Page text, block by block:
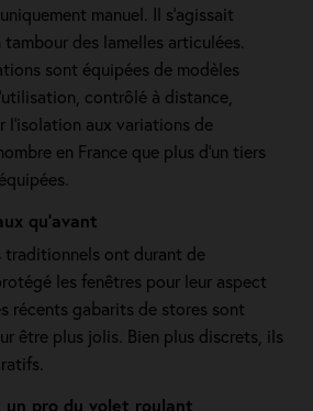
manuel. Il s'agissait
des lamelles articulées.
sont équipées de modèles
contrôlé à distance,
l'isolation aux variations de
en France que plus d'un tiers
qu'avant
ont durant de
les fenêtres pour leur aspect
récents gabarits de stores sont
être plus jolis. Bien plus discrets, ils
un pro du volet roulant